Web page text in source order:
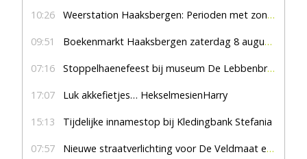
10:26 Weerstation Haaksbergen: Perioden met zon en droog
09:51 Boekenmarkt Haaksbergen zaterdag 8 augustus, marktplein Haaksbergen
07:16 Stoppelhaenefeest bij museum De Lebbenbrugge
17:07 Luk akkefietjes… HekselmesienHarry
15:13 Tijdelijke innamestop bij Kledingbank Stefania
07:57 Nieuwe straatverlichting voor De Veldmaat en De Pas